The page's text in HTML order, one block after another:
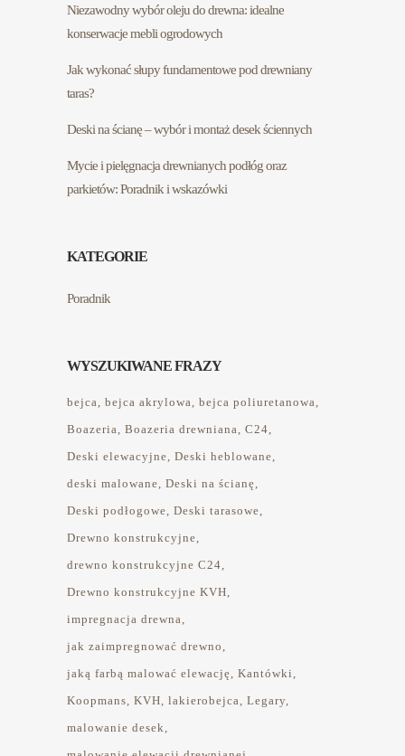
Niezawodny wybór oleju do drewna: idealne
konserwacje mebli ogrodowych
Jak wykonać słupy fundamentowe pod drewniany
taras?
Deski na ścianę – wybór i montaż desek ściennych
Mycie i pielęgnacja drewnianych podłóg oraz
parkietów: Poradnik i wskazówki
KATEGORIE
Poradnik
WYSZUKIWANE FRAZY
bejca bejca akrylowa bejca poliuretanowa
Boazeria Boazeria drewniana C24
Deski elewacyjne Deski heblowane
deski malowane Deski na ścianę
Deski podłogowe Deski tarasowe
Drewno konstrukcyjne
drewno konstrukcyjne C24
Drewno konstrukcyjne KVH
impregnacja drewna
jak zaimpregnować drewno
jaką farbą malować elewację Kantówki
Koopmans KVH lakierobejca Legary
malowanie desek